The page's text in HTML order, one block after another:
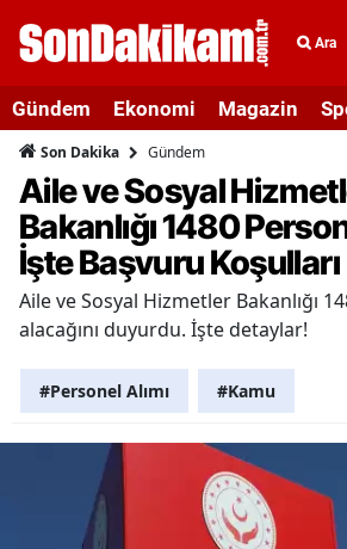
Ara
Gündem Ekonomi Magazin
Son Dakika Gündem
Aile ve Sosyal
Bakanlığı 1480
İşte Başvuru Koşulları
Aile ve Sosyal Hizmetler Bakanlığı
alacağını duyurdu. İşte detaylar!
#Personel Alımı #Kamu